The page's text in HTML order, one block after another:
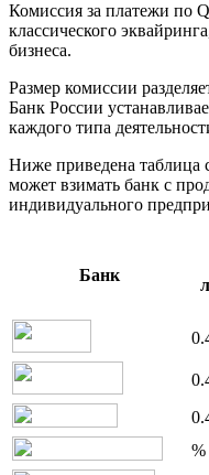
Комиссия за платежи по
классического
бизнеса.
Размер комиссии
Банк России
каждого типа
Ниже приведена таблица
может взимать банк с
индивидуального
Банк
%